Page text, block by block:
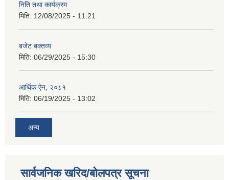
निति तथा कार्यक्रम
मिति: 12/08/2025 - 11:21
बजेट बक्तव्य
मिति: 06/29/2025 - 15:30
आर्थिक ऐन, २०८१
मिति: 06/19/2025 - 13:02
अन्य
सार्वजनिक खरिद/बोलपत्र सूचना